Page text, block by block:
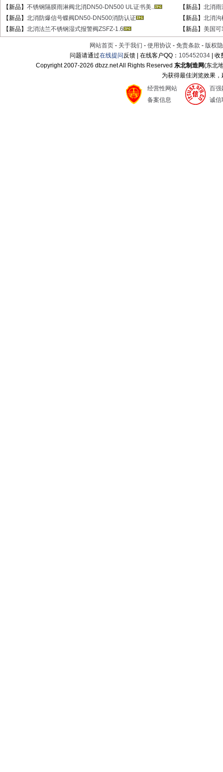
【新品】 不锈钢隔膜雨淋阀北消DN50-DN500 UL证书美.. 【新品】 北消
【新品】 北消防爆信号蝶阀DN50-DN500消防认证 【新品】 北消沟
【新品】 北消法兰不锈钢湿式报警阀ZSFZ-1.6 【新品】 美国可
网站首页 - 关于我们 - 使用协议 - 免责条款 - 版权
问题请通过在线提问反馈 | 在线客户QQ： 105452034 |
Copyright 2007-2026 dbzz.net All Rights Reserved东北制造网(东北
为获得最佳浏览效果
经营性网站
备案信息
百强
诚信